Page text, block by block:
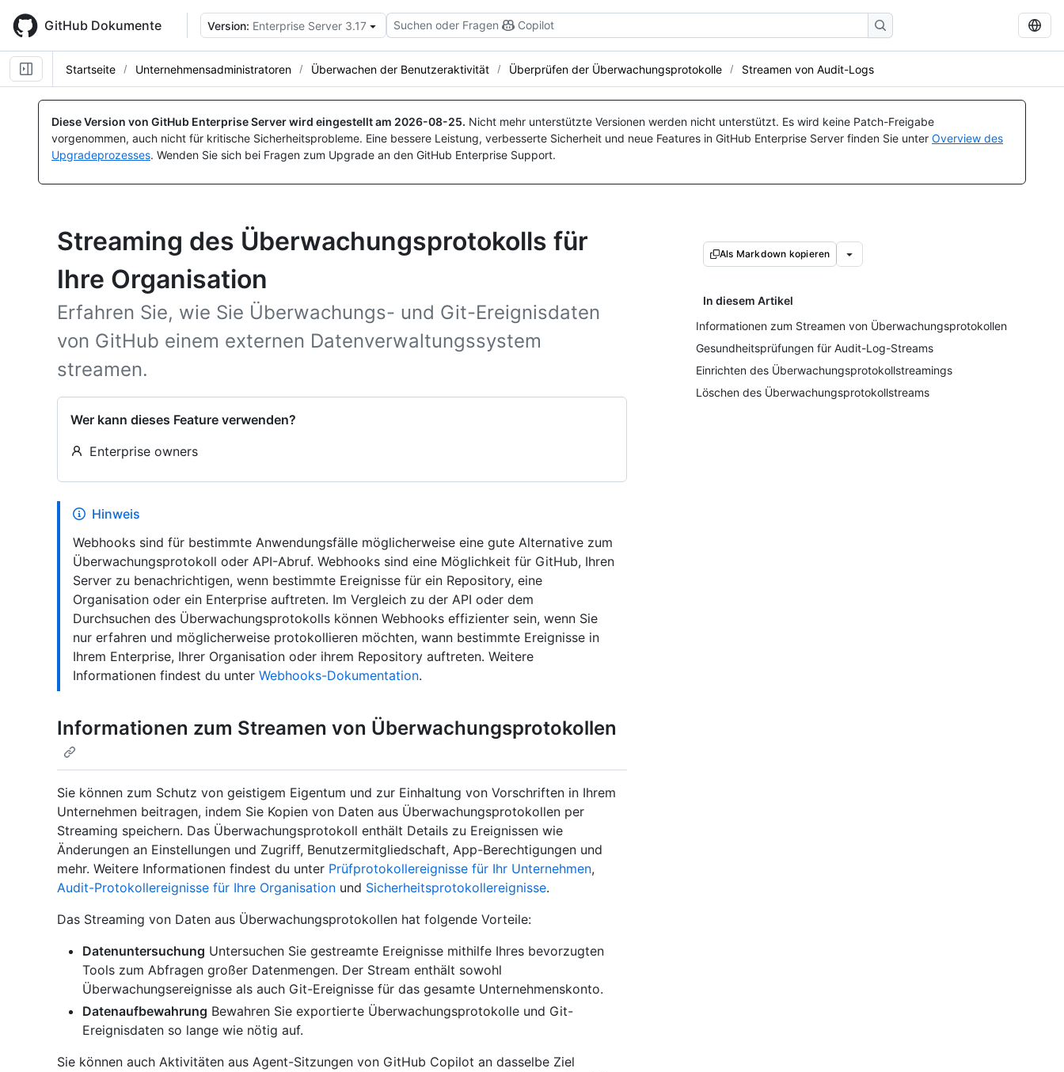
main
content
GitHub Dokumente Version: Enterprise Server 3.17 Suchen oder Fragen Copilot
Startseite Unternehmensadministratoren Überwachen der Benutzeraktivität Überprüfen der Überwachungsprotokolle Streamen von Audit-Logs
Diese Version von GitHub Enterprise Server wird eingestellt am 2026-08-25. Nicht mehr unterstützte Versionen werden nicht unterstützt. Es wird keine Patch-Freigabe
vorgenommen, auch nicht für kritische Sicherheitsprobleme. Eine bessere Leistung, verbesserte Sicherheit und neue Features in GitHub Enterprise Server finden Sie unter Overview des
Upgradeprozesses. Wenden Sie sich bei Fragen zum Upgrade an den GitHub Enterprise Support.
Streaming des Überwachungsprotokolls für
Ihre Organisation
Erfahren Sie, wie Sie Überwachungs- und Git-Ereignisdaten
von GitHub einem externen Datenverwaltungssystem
streamen.
Wer kann dieses Feature verwenden?
Enterprise owners
Als Markdown kopieren
In diesem Artikel
Informationen zum Streamen von Überwachungsprotokollen
Gesundheitsprüfungen für Audit-Log-Streams
Einrichten des Überwachungsprotokollstreamings
Löschen des Überwachungsprotokollstreams
Hinweis
Webhooks sind für bestimmte Anwendungsfälle möglicherweise eine gute Alternative zum
Überwachungsprotokoll oder API-Abruf. Webhooks sind eine Möglichkeit für GitHub, Ihren
Server zu benachrichtigen, wenn bestimmte Ereignisse für ein Repository, eine
Organisation oder ein Enterprise auftreten. Im Vergleich zu der API oder dem
Durchsuchen des Überwachungsprotokolls können Webhooks effizienter sein, wenn Sie
nur erfahren und möglicherweise protokollieren möchten, wann bestimmte Ereignisse in
Ihrem Enterprise, Ihrer Organisation oder ihrem Repository auftreten. Weitere
Informationen findest du unter Webhooks-Dokumentation.
Informationen zum Streamen von Überwachungsprotokollen
Sie können zum Schutz von geistigem Eigentum und zur Einhaltung von Vorschriften in Ihrem
Unternehmen beitragen, indem Sie Kopien von Daten aus Überwachungsprotokollen per
Streaming speichern. Das Überwachungsprotokoll enthält Details zu Ereignissen wie
Änderungen an Einstellungen und Zugriff, Benutzermitgliedschaft, App-Berechtigungen und
mehr. Weitere Informationen findest du unter Prüfprotokollereignisse für Ihr Unternehmen,
Audit-Protokollereignisse für Ihre Organisation und Sicherheitsprotokollereignisse.
Das Streaming von Daten aus Überwachungsprotokollen hat folgende Vorteile:
Datenuntersuchung Untersuchen Sie gestreamte Ereignisse mithilfe Ihres bevorzugten
Tools zum Abfragen großer Datenmengen. Der Stream enthält sowohl
Überwachungsereignisse als auch Git-Ereignisse für das gesamte Unternehmenskonto.
Datenaufbewahrung Bewahren Sie exportierte Überwachungsprotokolle und Git-
Ereignisdaten so lange wie nötig auf.
Sie können auch Aktivitäten aus Agent-Sitzungen von GitHub Copilot an dasselbe Ziel